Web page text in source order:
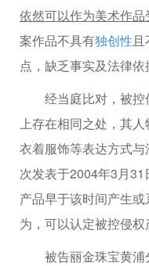
依然可以作为美术作
案作品不具有独创性
点，缺乏事实及法律依
经当庭比对，被控
上存在相同之处，其
衣着服饰等表达方式
次发表于2004年3月
产品早于该时间产生
为，可以认定被控侵权
被告丽金珠宝黄浦